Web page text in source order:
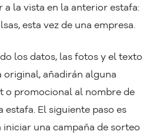
a la vista en la anterior estafa:
esta vez de una empresa.
los datos, las fotos y el texto
original, añadirán alguna
o promocional al nombre de
El siguiente paso es
una campaña de sorteo